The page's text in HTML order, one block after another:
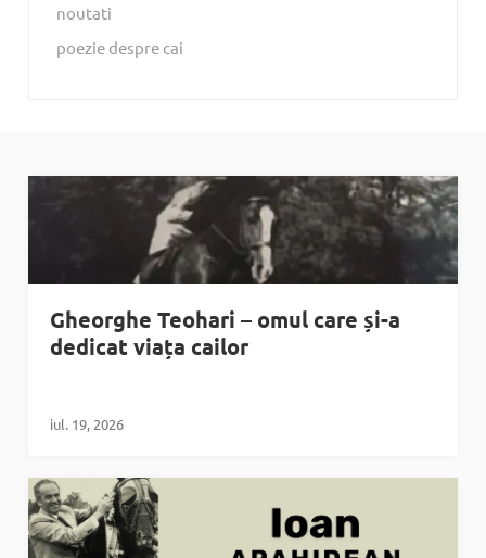
noutati
poezie despre cai
Gheorghe Teohari – omul care și-a
dedicat viața cailor
iul. 19, 2026